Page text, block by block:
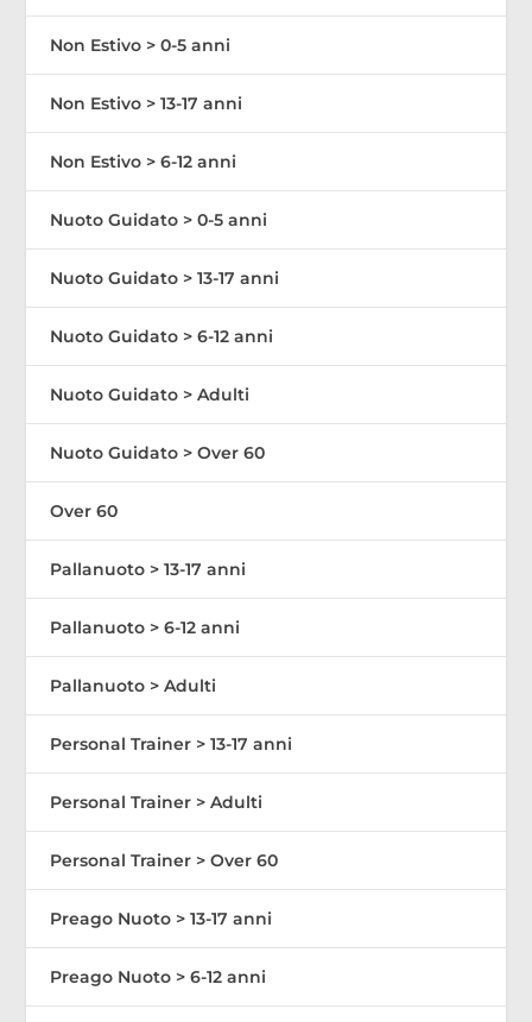
Non Estivo > 0-5 anni
Non Estivo > 13-17 anni
Non Estivo > 6-12 anni
Nuoto Guidato > 0-5 anni
Nuoto Guidato > 13-17 anni
Nuoto Guidato > 6-12 anni
Nuoto Guidato > Adulti
Nuoto Guidato > Over 60
Over 60
Pallanuoto > 13-17 anni
Pallanuoto > 6-12 anni
Pallanuoto > Adulti
Personal Trainer > 13-17 anni
Personal Trainer > Adulti
Personal Trainer > Over 60
Preago Nuoto > 13-17 anni
Preago Nuoto > 6-12 anni